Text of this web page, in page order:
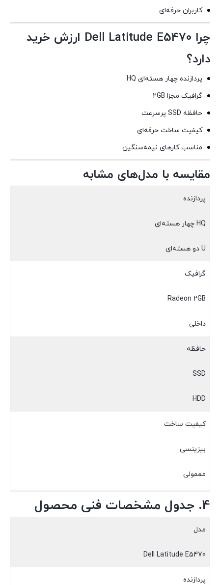
کاربران حرفه‌ای
چرا Dell Latitude E5470 ارزش خرید
دارد؟
پردازنده چهار هسته‌ای HQ
گرافیک مجزا 2GB
حافظه SSD پرسرعت
کیفیت ساخت حرفه‌ای
مناسب کارهای نیمه‌سنگین
مقایسه با مدل‌های مشابه
پردازنده
HQ چهار هسته‌ای
U دو هسته‌ای
گرافیک
Radeon 2GB
داخلی
حافظه
SSD
HDD
کیفیت ساخت
بیزینسی
معمولی
4. جدول مشخصات فنی محصول
مدل
Dell Latitude E5470
پردازنده